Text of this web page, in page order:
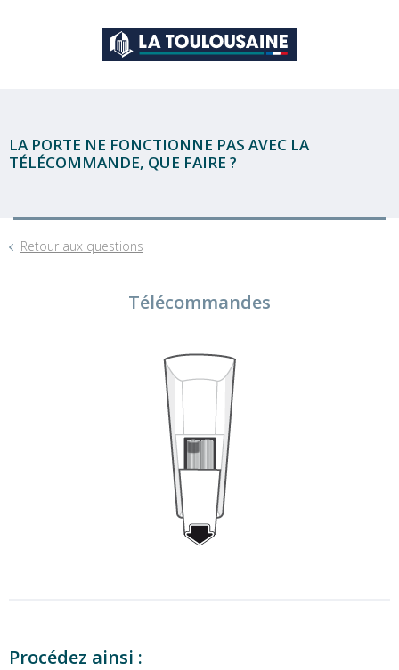
LA PORTE NE FONCTIONNE PAS AVEC LA
TÉLÉCOMMANDE, QUE FAIRE ?
Retour aux questions
Télécommandes
Procédez ainsi :